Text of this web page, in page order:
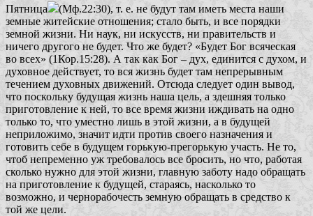
Пятница
(Мф.22:30), т. е. не будут там иметь места наши
земные житейские отношения; стало быть, и все порядки
земной жизни. Ни наук, ни искусств, ни правительств и
ничего другого не будет. Что же будет? «Будет Бог всяческая
во всех» (1Кор.15:28). А так как Бог – дух, единится с духом, и
духовное действует, то вся жизнь будет там непрерывным
течением духовных движений. Отсюда следует один вывод,
что поскольку будущая жизнь наша цель, а здешняя только
приготовление к ней, то все время жизни иждивать на одно
только то, что уместно лишь в этой жизни, а в будущей
неприложимо, значит идти против своего назначения и
готовить себе в будущем горькую-прегорькую участь. Не то,
чтоб непременно уж требовалось все бросить, но что, работая
сколько нужно для этой жизни, главную заботу надо обращать
на приготовление к будущей, стараясь, насколько то
возможно, и чернорабочесть земную обращать в средство к
той же цели.